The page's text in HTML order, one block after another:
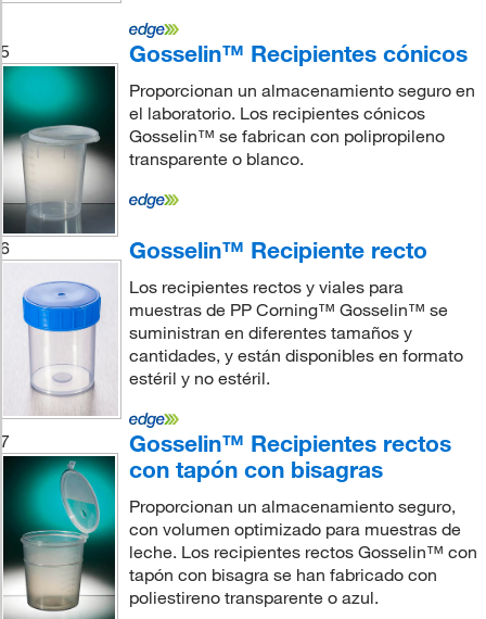
5 Gosselin™ Recipientes cónicos
Proporcionan un almacenamiento seguro en
el laboratorio. Los recipientes cónicos
Gosselin™ se fabrican con polipropileno
transparente o blanco.
6 Gosselin™ Recipiente recto
Los recipientes rectos y viales para
muestras de PP Corning™ Gosselin™ se
suministran en diferentes tamaños y
cantidades, y están disponibles en formato
estéril y no estéril.
7
Gosselin™ Recipientes rectos
con tapón con bisagras
Proporcionan un almacenamiento seguro,
con volumen optimizado para muestras de
leche. Los recipientes rectos Gosselin™ con
tapón con bisagra se han fabricado con
poliestireno transparente o azul.